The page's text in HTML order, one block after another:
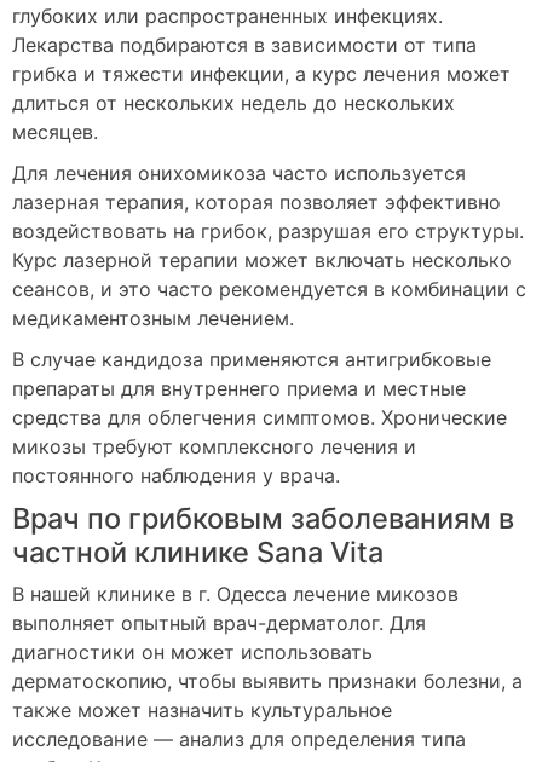
глубоких или распространенных инфекциях.
Лекарства подбираются в зависимости от типа
грибка и тяжести инфекции, а курс лечения может
длиться от нескольких недель до нескольких
месяцев.
Для лечения онихомикоза часто используется
лазерная терапия, которая позволяет эффективно
воздействовать на грибок, разрушая его структуры.
Курс лазерной терапии может включать несколько
сеансов, и это часто рекомендуется в комбинации с
медикаментозным лечением.
В случае кандидоза применяются антигрибковые
препараты для внутреннего приема и местные
средства для облегчения симптомов. Хронические
микозы требуют комплексного лечения и
постоянного наблюдения у врача.
Врач по грибковым заболеваниям в
частной клинике Sana Vita
В нашей клинике в г. Одесса лечение микозов
выполняет опытный врач-дерматолог. Для
диагностики он может использовать
дерматоскопию, чтобы выявить признаки болезни, а
также может назначить культуральное
исследование — анализ для определения типа